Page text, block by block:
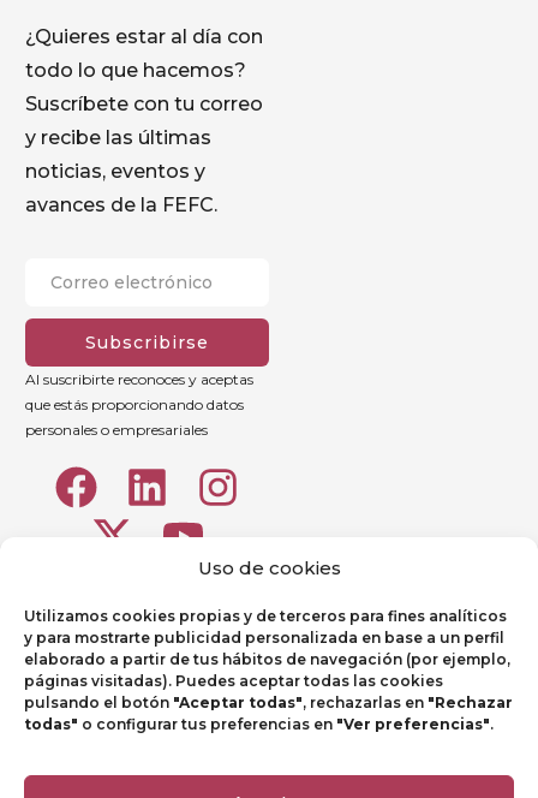
Uso de cookies
Utilizamos cookies propias y de terceros para fines analíticos
y para mostrarte publicidad personalizada en base a un perfil
elaborado a partir de tus hábitos de navegación (por ejemplo,
páginas visitadas). Puedes aceptar todas las cookies
pulsando el botón "Aceptar todas", rechazarlas en "Rechazar
todas" o configurar tus preferencias en "Ver preferencias".
¿Quieres estar al día con
todo lo que hacemos?
Suscríbete con tu correo
y recibe las últimas
noticias, eventos y
avances de la FEFC.
Subscribirse
Al suscribirte reconoces y aceptas
que estás proporcionando datos
personales o empresariales
Aviso legal
Política de Privacidad